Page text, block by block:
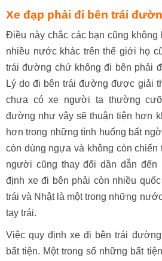
Xe đạp phải đi bên trái
Điều này chắc các bạn cũng
nhiều nước khác trên thế giới họ
trái đường chứ không đi bên phải
Lý do đi bên trái đường được giải
chưa có xe người ta thường
đường như vậy sẽ thuận tiện hơn
hơn trong những tình huống bất
còn dùng ngựa và không còn chiến
người cũng thay đổi dần dẫn đến
định xe đi bên phải còn nhiều
trái và Nhật là một trong những
tay trái.
Việc quy định xe đi bên trái
bất tiện. Một trong số những bất